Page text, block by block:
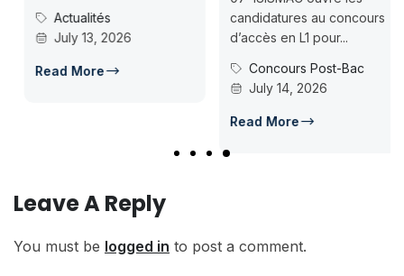
Actualités
July 13, 2026
Read More
candidatures au concours
d’accès en L1 pour...
Concours Post-Bac
July 14, 2026
Read More
Leave A Reply
You must be logged in to post a comment.